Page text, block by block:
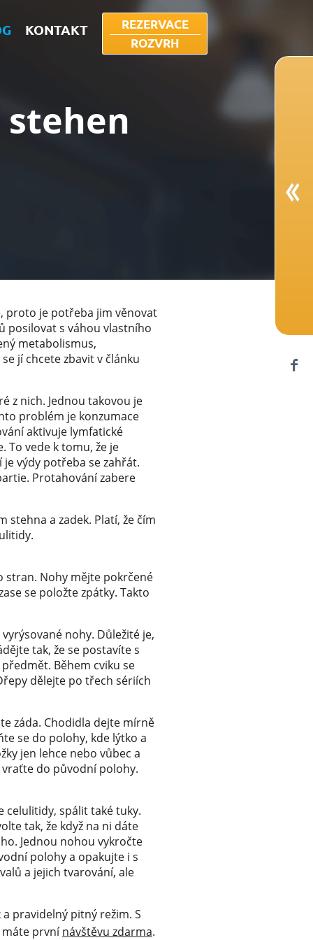
KONTAKT
REZERVACE
ROZVRH
proto je potřeba jim věnovat
posilovat s váhou vlastního
metabolismus,
jí chcete zbavit v článku
z nich. Jednou takovou je
problém je konzumace
aktivuje lymfatické
To vede k tomu, že je
výdy potřeba se zahřát.
Protahování zabere
stehna a zadek. Platí, že čím
stran. Nohy mějte pokrčené
se položte zpátky. Takto
nohy. Důležité je,
tak, že se postavíte s
Během cviku se
dělejte po třech sériích
záda. Chodidla dejte mírně
se do polohy, kde lýtko a
jen lehce nebo vůbec a
vraťte do původní polohy.
celulitidy, spálit také tuky.
tak, že když na ni dáte
Jednou nohou vykročte
polohy a opakujte i s
a jejich tvarování, ale
pravidelný pitný režim. S
máte prvnínávštěvu zdarma.